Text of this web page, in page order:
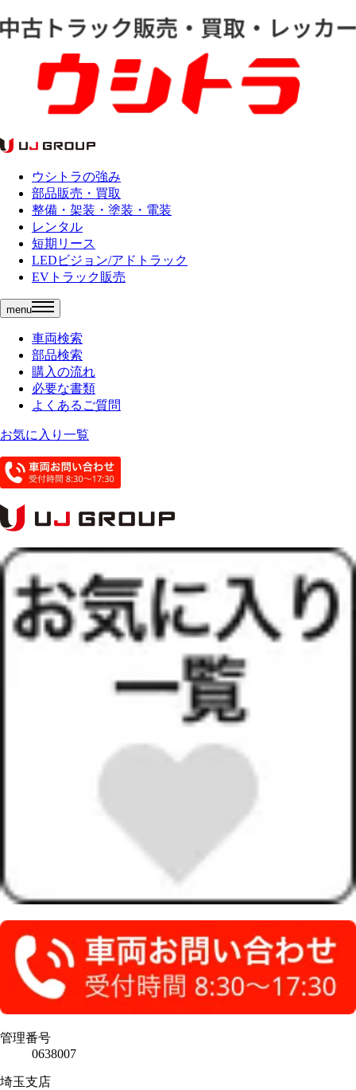
ウシトラの強み
部品販売・買取
整備・架装・塗装・電装
レンタル
短期リース
LEDビジョン/アドトラック
EVトラック販売
menu
車両検索
部品検索
購入の流れ
必要な書類
よくあるご質問
お気に入り一覧
管理番号
0638007
埼玉支店